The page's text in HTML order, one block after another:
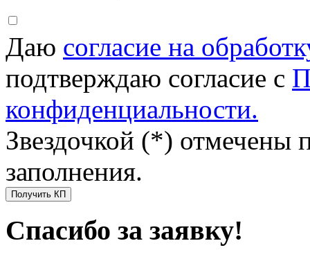
Даю согласие на
подтверждаю согласие с
конфиденциальности.
Звездочкой (*) отмечены
заполнения.
Получить КП
Спасибо за заявку!